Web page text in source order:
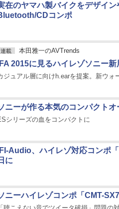
在のヤマハ製バイクをデザイ
CDコンポ
連載 本田雅一のAVTrends
IFA 2015に見るハイレゾソニー
ジュアル層に向けh.earを提案。新ウォ
ニーが作る本気のコンパクトオ
シリーズの血をコンパクトに
Audio、ハイレゾ対応コンポ
に
ニーハイレゾコンポ「CMT-